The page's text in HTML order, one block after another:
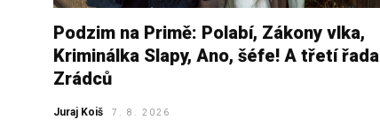
Podzim na Primě: Polabí, Zákony vlka,
Kriminálka Slapy, Ano, šéfe! A třetí řada
Zrádců
Juraj Koiš 7. 8. 2026